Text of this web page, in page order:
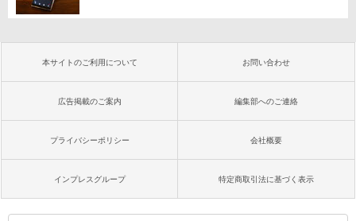
本サイトのご利用について お問い合わせ
広告掲載のご案内 編集部へのご連絡
プライバシーポリシー 会社概要
インプレスグループ 特定商取引法に基づく表示